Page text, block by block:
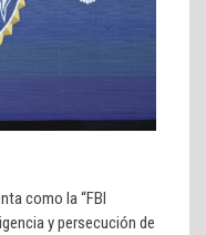
como la “FBI
y persecución de